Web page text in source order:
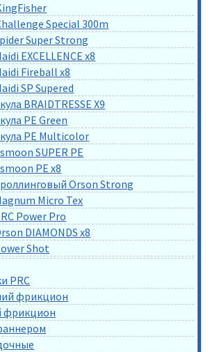
Special 300m
Super Strong
EXCELLENCE x8
Fireball x8
SP Supered
BRAIDTRESSE X9
PE Green
PE Multicolor
SUPER PE
PE x8
Orson Strong
Micro Tex
Power Pro
DIAMONDS x8
Shot
PRC
фрикцион
фрикцион